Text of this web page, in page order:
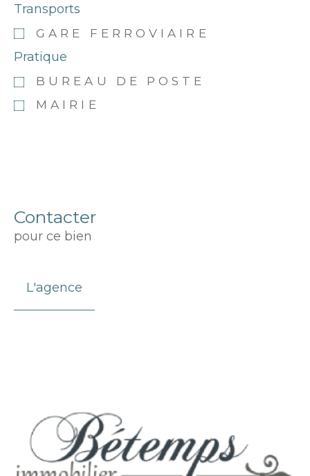
Transports
GARE FERROVIAIRE
Pratique
BUREAU DE POSTE
MAIRIE
Contacter
pour ce bien
L'agence